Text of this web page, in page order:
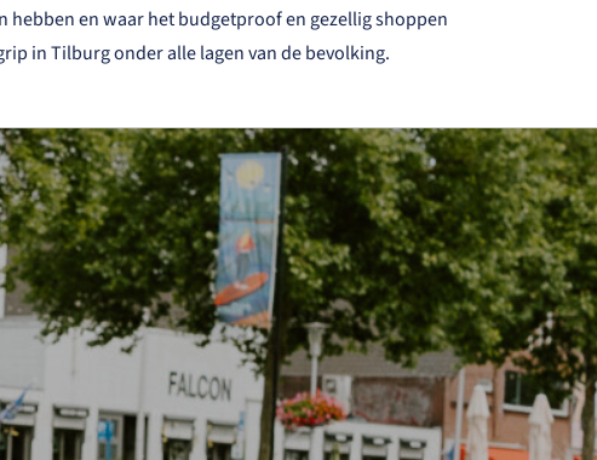
hebben en waar het budgetproof en gezellig shoppen
in Tilburg onder alle lagen van de bevolking.